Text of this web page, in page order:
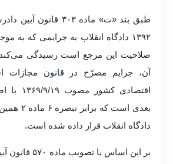
طبق بند «ت» ماده ۳۰۳
۱۳۹۲ دادگاه‌ انقلاب به جرایمی که
صلاحیت این مرجع است رسیدگی
آن، جرایم مصرّح در قانون مجازات
اقتصادی
بعدی است
دادگاه‌ انقلاب قرار داده شده است.
بر این اساس با